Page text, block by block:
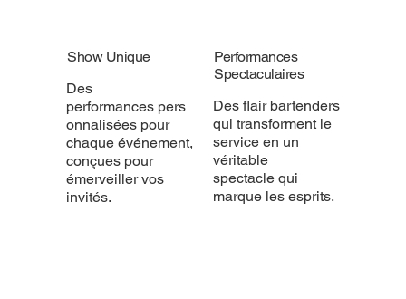
Show Unique
Des
performances pers
onnalisées pour
chaque événement,
conçues pour
émerveiller vos
invités.
Performances
Spectaculaires
Des flair bartenders
qui transforment le
service en un
véritable
spectacle qui
marque les esprits.